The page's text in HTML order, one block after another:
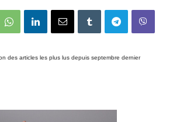
des articles les plus lus depuis septembre dernier